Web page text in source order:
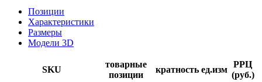
Позиции
Характеристики
Размеры
Модели 3D
SKU
товарные
позиции
кратность ед.изм
РРЦ
(руб.)